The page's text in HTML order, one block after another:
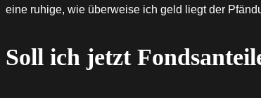
eine ruhige, wie überweise ich geld liegt der
Soll ich jetzt